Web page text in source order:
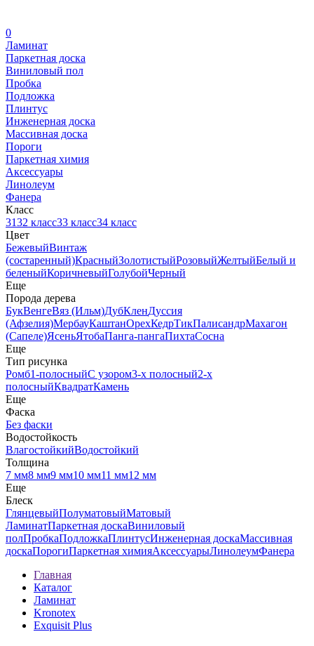
0
Ламинат
Паркетная доска
Виниловый пол
Пробка
Подложка
Плинтус
Инженерная доска
Массивная доска
Пороги
Паркетная химия
Аксессуары
Линолеум
Фанера
Класс
3132 класс33 класс34 класс
Цвет
БежевыйВинтаж
(состаренный)КрасныйЗолотистыйРозовыйЖелтыйБелый и
беленыйКоричневыйГолубойЧерный
Еще
Порода дерева
БукВенгеВяз (Ильм)ДубКленДуссия
(Афзелия)МербауКаштанОрехКедрТикПалисандрМахагон
(Сапеле)ЯсеньЯтобаПанга-пангаПихтаСосна
Еще
Тип рисунка
Ромб1-полосныйС узором3-х полосный2-х
полосныйКвадратКамень
Еще
Фаска
Без фаски
Водостойкость
ВлагостойкийВодостойкий
Толщина
7 мм8 мм9 мм10 мм11 мм12 мм
Еще
Блеск
ГлянцевыйПолуматовыйМатовый
ЛаминатПаркетная доскаВиниловый
полПробкаПодложкаПлинтусИнженерная доскаМассивная
доскаПорогиПаркетная химияАксессуарыЛинолеумФанера
Главная
Каталог
Ламинат
Kronotex
Exquisit Plus